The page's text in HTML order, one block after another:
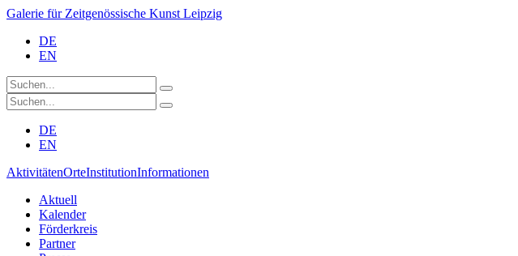
Galerie für Zeitgenössische Kunst Leipzig
DE
EN
DE
EN
AktivitätenOrteInstitutionInformationen
Aktuell
Kalender
Förderkreis
Partner